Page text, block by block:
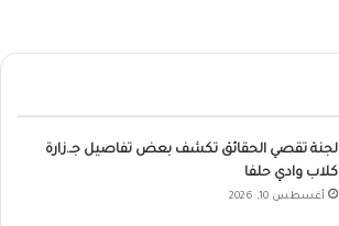
لجنة تقصي الحقائق تكشف بعض تفاصيل جـ.زارة
كلاب وادي حلفا
أغسطس 10, 2026